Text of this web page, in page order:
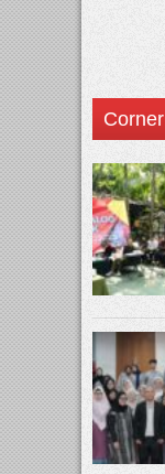
Corner